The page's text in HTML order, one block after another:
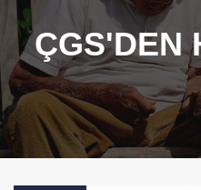
ÇGS'DEN